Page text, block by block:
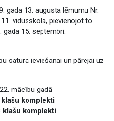
gada 13. augusta lēmumu Nr.
vidusskola, pievienojot to
gada 15. septembri.
satura ieviešanai un pārejai uz
mācību gadā
klašu komplekti
klašu komplekti